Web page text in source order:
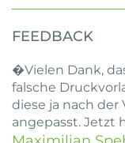
FEEDBACK
�Vielen Dank,
falsche
diese ja nach
angepasst. Jetzt